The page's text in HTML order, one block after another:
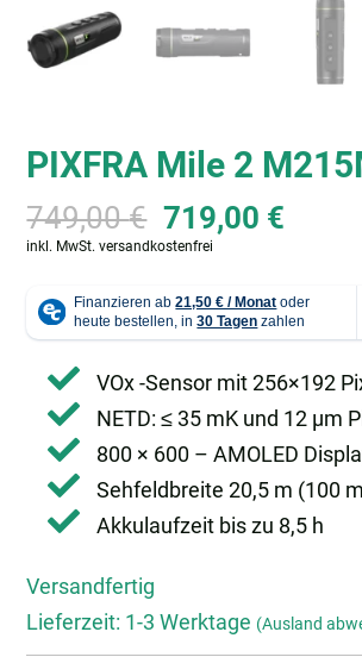
PIXFRA Mile 2
749,00€ Ursprünglicher
Preis
war:
749,00 €
719,00 €
ist:
inkl. MwSt. versandkostenfrei
VOx -Sensor mit 256×192
NETD: ≤ 35 mK und 12 µm
800 × 600 – AMOLED
Sehfeldbreite 20,5 m (100
Akkulaufzeit bis zu 8,5 h
Versandfertig
Lieferzeit: 1-3 Werktage (Ausland